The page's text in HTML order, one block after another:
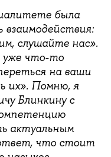
была
взаимодействия:
слушайте нас».
уже что-то
на ваши
их». Помню, я
Блинкину с
актуальным
что стоит